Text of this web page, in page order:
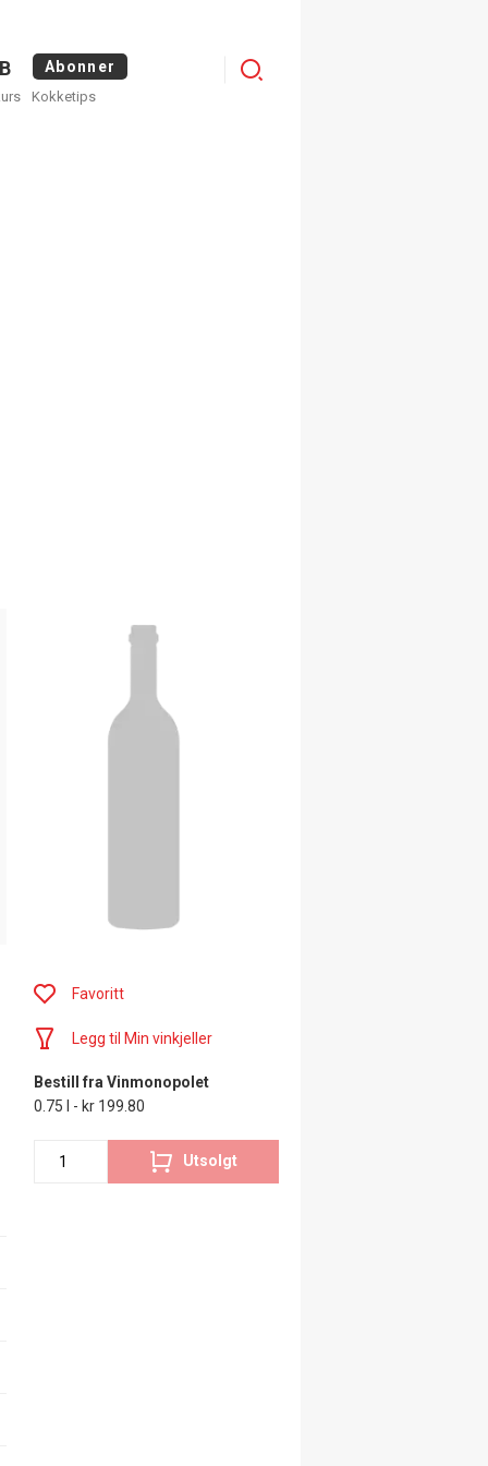
Abonner
Kokketips
Menu
Favoritt
Legg til Min vinkjeller
Bestill fra Vinmonopolet
0.75 l - kr 199.80
Utsolgt